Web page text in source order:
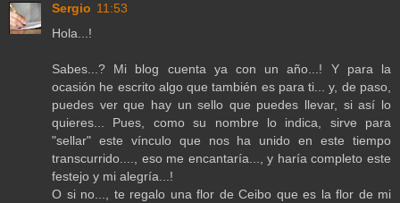
Sergio 11:53
Hola...!
Sabes...? Mi blog cuenta ya con un año...! Y para la
ocasión he escrito algo que también es para ti... y, de paso,
puedes ver que hay un sello que puedes llevar, si así lo
quieres... Pues, como su nombre lo indica, sirve para
"sellar" este vínculo que nos ha unido en este tiempo
transcurrido...., eso me encantaría..., y haría completo este
festejo y mi alegría...!
O si no..., te regalo una flor de Ceibo que es la flor de mi